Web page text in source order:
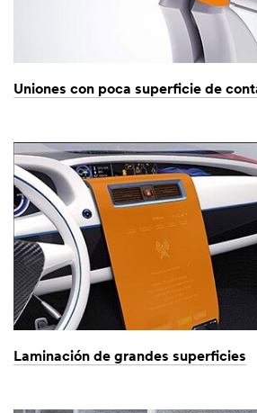
Uniones con poca superficie de
Laminación de grandes superficies